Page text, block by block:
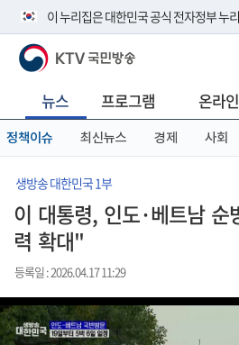
기
이 누리집은 대한민국 공식 전자정부 누
공식 누리집 주소 확인하기
니다.
이밖에 or.kr 또는 .kr등 다른 도메인 주소
서 도메인 주소를 확인해 보세요
KTV 국민방송
뉴스 프로그램 온라
정책이슈 최신뉴스 경제 사회
생방송 대한민국 1부
이 대통령, 인도·베트남
력 확대"
등록일 : 2026.04.17 11:29